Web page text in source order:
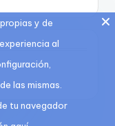
y de
al
las mismas.
tu navegador